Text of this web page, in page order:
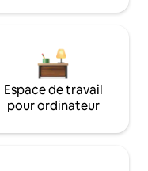
Espace de travail
pour ordinateur